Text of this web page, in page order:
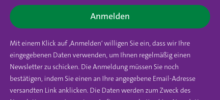
Anmelden
Mit einem Klick auf ‚Anmelden‘ willigen Sie ein, dass wir Ihre
eingegebenen Daten verwenden, um Ihnen regelmäßig einen
Newsletter zu schicken. Die Anmeldung müssen Sie noch
bestätigen, indem Sie einen an Ihre angegebene Email-Adresse
versandten Link anklicken. Die Daten werden zum Zweck des